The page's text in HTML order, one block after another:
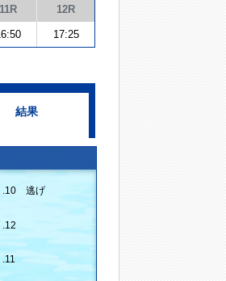
11R 12R
17:25
結果
.10 逃げ
.12
.11